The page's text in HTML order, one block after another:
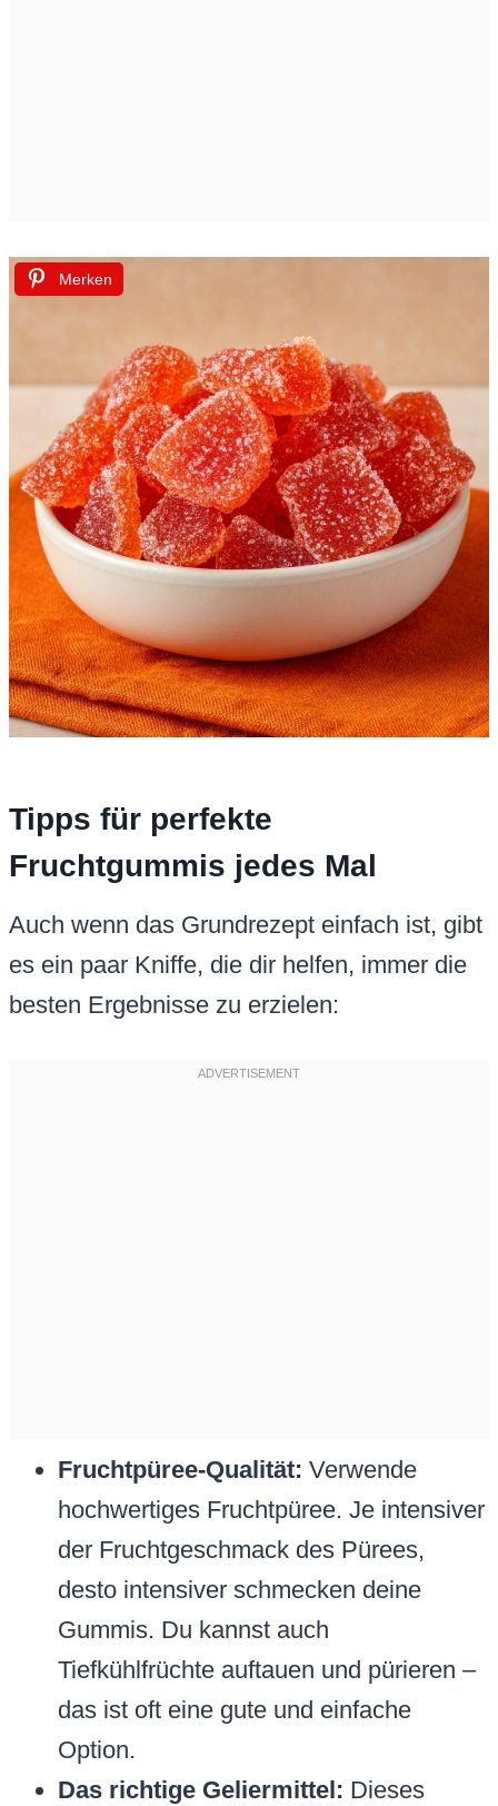
Merken
Tipps für perfekte
Fruchtgummis jedes Mal
Auch wenn das Grundrezept einfach ist, gibt
es ein paar Kniffe, die dir helfen, immer die
besten Ergebnisse zu erzielen:
Fruchtpüree-Qualität: Verwende
hochwertiges Fruchtpüree. Je intensiver
der Fruchtgeschmack des Pürees,
desto intensiver schmecken deine
Gummis. Du kannst auch
Tiefkühlfrüchte auftauen und pürieren –
das ist oft eine gute und einfache
Option.
Das richtige Geliermittel: Dieses